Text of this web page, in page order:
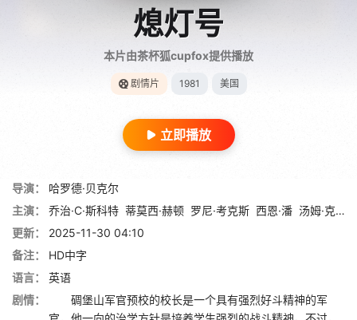
熄灯号
本片由茶杯狐cupfox提供播放
剧情片 1981 美国
立即播放
导演：
哈罗德·贝克尔
主演：
乔治·C·斯科特 蒂莫西·赫顿 罗尼·考克斯 西恩·潘 汤姆·克鲁斯
更新：
2025-11-30 04:10
备注：
HD中字
语言：
英语
剧情：
碉堡山军官预校的校长是一个具有强烈好斗精神的军